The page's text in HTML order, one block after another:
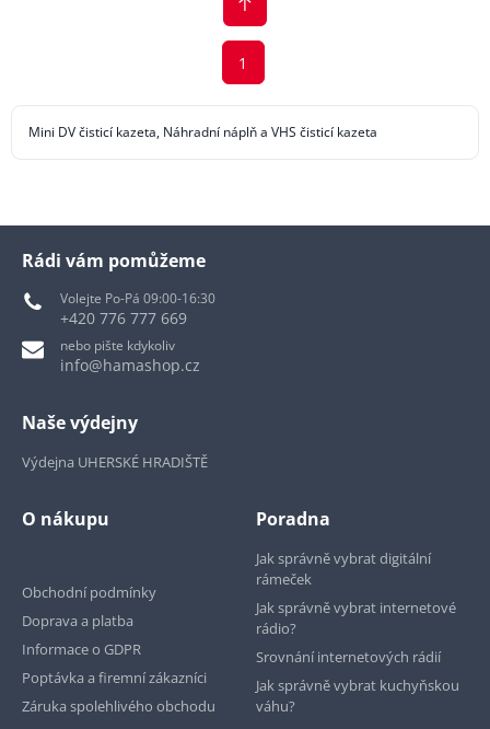
1
Mini DV čisticí kazeta, Náhradní náplň a VHS čisticí kazeta
Rádi vám pomůžeme
Volejte Po-Pá 09:00-16:30
+420 776 777 669
nebo pište kdykoliv
info@hamashop.cz
Naše výdejny
Výdejna UHERSKÉ HRADIŠTĚ
O nákupu
Obchodní podmínky
Doprava a platba
Informace o GDPR
Poptávka a firemní zákazníci
Záruka spolehlivého obchodu
Poradna
Jak správně vybrat digitální
rámeček
Jak správně vybrat internetové
rádio?
Srovnání internetových rádií
Jak správně vybrat kuchyňskou
váhu?